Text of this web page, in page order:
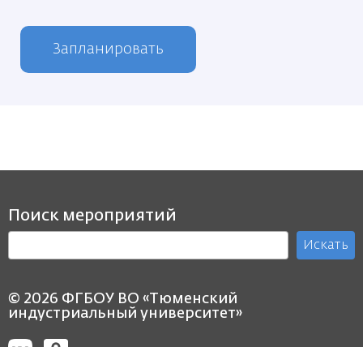
Запланировать
Поиск мероприятий
Искать
© 2026 ФГБОУ ВО «Тюменский
индустриальный университет»